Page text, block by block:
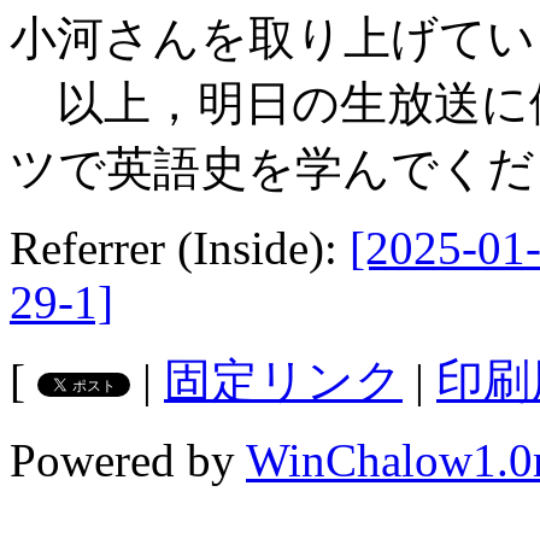
小河さんを取り上げて
以上，明日の生放送
ツで英語史を学んでく
Referrer (Inside): [2025-
29-1]
[
| 固定リンク | 印
Powered by